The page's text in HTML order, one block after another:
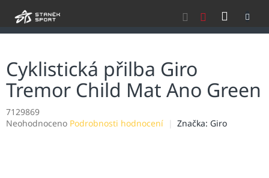
Cyklistická přilba Giro
Tremor Child Mat Ano Green
7129869
Průměrné
Neohodnoceno Podrobnosti hodnocení Značka: Giro